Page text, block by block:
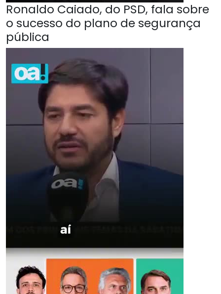
Ronaldo Caiado, do PSD, fala sobre
o sucesso do plano de segurança
pública